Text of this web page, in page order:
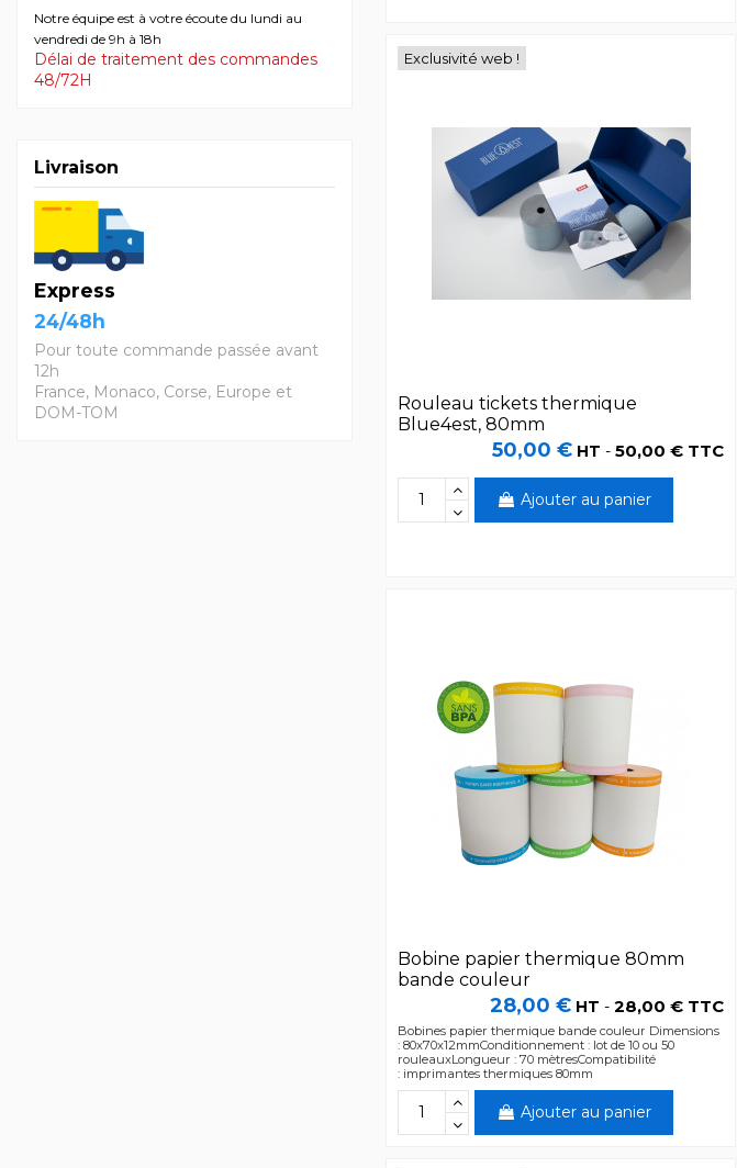
Exclusivité web !
Rouleau tickets thermique
Blue4est, 80mm
50,00 € HT -50,00 € TTC
Ajouter au panier
Bobine papier thermique 80mm
bande couleur
28,00 € HT -28,00 € TTC
Bobines papier thermique bande couleur Dimensions
: 80x70x12mmConditionnement : lot de 10 ou 50
rouleauxLongueur : 70 mètresCompatibilité
: imprimantes thermiques 80mm
Ajouter au panier
Notre équipe est à votre écoute du lundi au
vendredi de 9h à 18h
Délai de traitement des commandes
48/72H
Livraison
Express
24/48h
Pour toute commande passée avant
12h
France, Monaco, Corse, Europe et
DOM-TOM